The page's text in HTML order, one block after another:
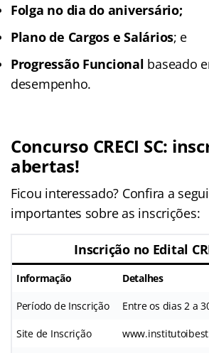
Folga no dia do aniversário;
Plano de Cargos e Salários; e
Progressão Funcional baseado
desempenho.
Concurso CRECI SC:
abertas!
Ficou interessado? Confira a
importantes sobre as inscrições:
Inscrição no Edital
Informação Detalhes
Período de Inscrição Entre os dias 2 a
Site de Inscrição